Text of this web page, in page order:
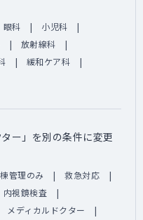
眼科
小児科
放射線科
緩和ケア科
ー」を別の条件に変更
管理のみ
救急対応
内視鏡検査
メディカルドクター